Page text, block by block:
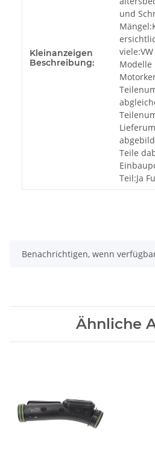
Kleinanzeigen
Beschreibung:
und
Modelle
Teile
Teil:Ja
Benachrichtigen, wenn
Ähnliche